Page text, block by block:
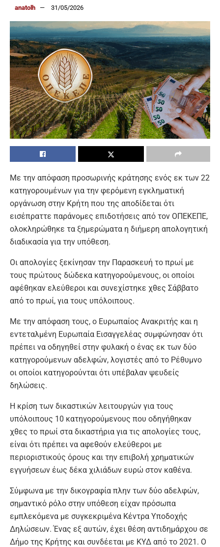
anatolh 31/05/2026
Με την απόφαση προσωρινής κράτησης ενός εκ των 22
κατηγορουμένων για την φερόμενη εγκληματική
οργάνωση στην Κρήτη που της αποδίδεται ότι
εισέπραττε παράνομες επιδοτήσεις από τον ΟΠΕΚΕΠΕ,
ολοκληρώθηκε τα ξημερώματα η διήμερη απολογητική
διαδικασία για την υπόθεση.
Οι απολογίες ξεκίνησαν την Παρασκευή το πρωί με
τους πρώτους δώδεκα κατηγορούμενους, οι οποίοι
αφέθηκαν ελεύθεροι και συνεχίστηκε χθες Σάββατο
από το πρωί, για τους υπόλοιπους.
Με την απόφαση τους, ο Ευρωπαίος Ανακριτής και η
εντεταλμένη Ευρωπαία Εισαγγελέας συμφώνησαν ότι
πρέπει να οδηγηθεί στην φυλακή ο ένας εκ των δύο
κατηγορούμενων αδελφών, λογιστές από το Ρέθυμνο
οι οποίοι κατηγορούνται ότι υπέβαλαν ψευδείς
δηλώσεις.
Η κρίση των δικαστικών λειτουργών για τους
υπόλοιπους 10 κατηγορούμενους που οδηγήθηκαν
χθες το πρωί στα δικαστήρια για τις απολογίες τους,
είναι ότι πρέπει να αφεθούν ελεύθεροι με
περιοριστικούς όρους και την επιβολή χρηματικών
εγγυήσεων έως δέκα χιλιάδων ευρώ στον καθένα.
Σύμφωνα με την δικογραφία πλην των δύο αδελφών,
σημαντικό ρόλο στην υπόθεση είχαν πρόσωπα
εμπλεκόμενα με συγκεκριμένα Κέντρα Υποδοχής
Δηλώσεων. Ένας εξ αυτών, έχει θέση αντιδημάρχου σε
Δήμο της Κρήτης και συνδέεται με ΚΥΔ από το 2021. Ο